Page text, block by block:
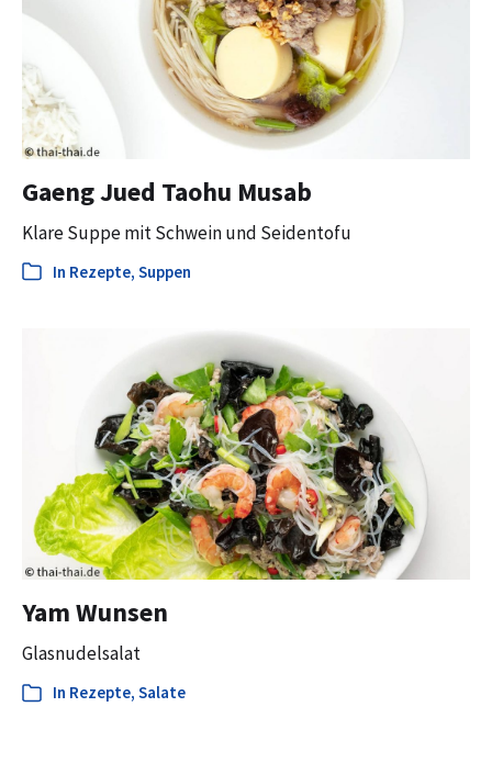
Gaeng Jued Taohu Musab
Klare Suppe mit Schwein und Seidentofu
In Rezepte, Suppen
Yam Wunsen
Glasnudelsalat
In Rezepte, Salate